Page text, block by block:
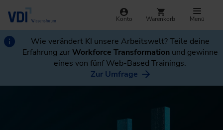
Konto Warenkorb Menü
Wie verändert KI unsere Arbeitswelt? Teile deine
Erfahrung zurWorkforce Transformation und gewinne
eines von fünf Web-Based Trainings.
Zur Umfrage